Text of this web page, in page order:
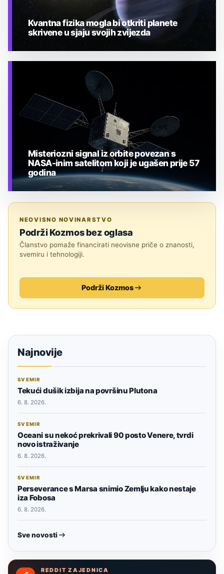
Kvantna fizika mogla bi otkriti planete
skrivene u sjaju svojih zvijezda
Misteriozni signal iz orbite povezan s
NASA-inim satelitom koji je ugašen prije 57
godina
NEOVISNO NOVINARSTVO
Podrži Kozmos bez oglasa
Članstvo pomaže financirati neovisne priče o znanosti,
svemiru i tehnologiji.
Podrži Kozmos
Najnovije
SVEMIR
Tekući dušik izbija na površinu Plutona
6. 8. 2026.
SVEMIR
Oceani su nekoć prekrivali 90 posto Venere, tvrdi
novo istraživanje
6. 8. 2026.
SVEMIR
Perseverance s Marsa snimio Zemlju kako nestaje
iza Fobosa
6. 8. 2026.
Sve novosti
REDDIT ZAJEDNICA